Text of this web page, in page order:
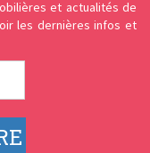
et actualités de
les dernières infos et